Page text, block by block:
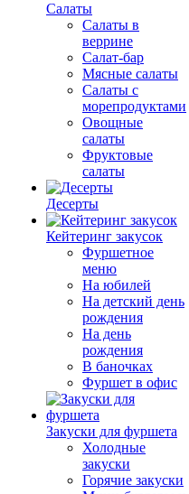
Салаты
Салаты в
веррине
Салат-бар
Мясные салаты
Салаты с
морепродуктами
Овощные
салаты
Фруктовые
салаты
Десерты
Кейтеринг закусок
Фуршетное
меню
На юбилей
На детский день
рождения
На день
рождения
В баночках
Фуршет в офис
Закуски для фуршета
Холодные
закуски
Горячие закуски